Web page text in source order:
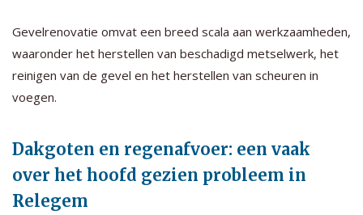
Gevelrenovatie omvat een breed scala aan werkzaamheden,
waaronder het herstellen van beschadigd metselwerk, het
reinigen van de gevel en het herstellen van scheuren in
voegen.
Dakgoten en regenafvoer: een vaak
over het hoofd gezien probleem in
Relegem